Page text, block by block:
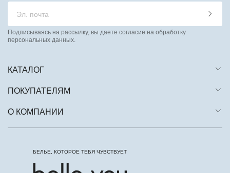
КАТАЛОГ
ПОКУПАТЕЛЯМ
О КОМПАНИИ
Подписываясь на рассылку, вы даете согласие на обработку
персональных данных.
БЕЛЬЕ, КОТОРОЕ ТЕБЯ ЧУВСТВУЕТ